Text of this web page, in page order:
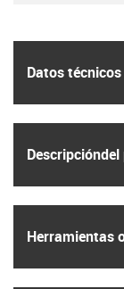
Datos técnicos
Herramientas